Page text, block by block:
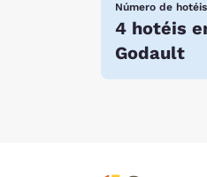
Número de hotéis
4 hotéis
Godault